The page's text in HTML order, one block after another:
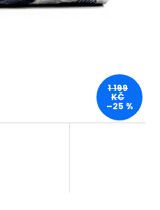
1 199
KČ
–25 %